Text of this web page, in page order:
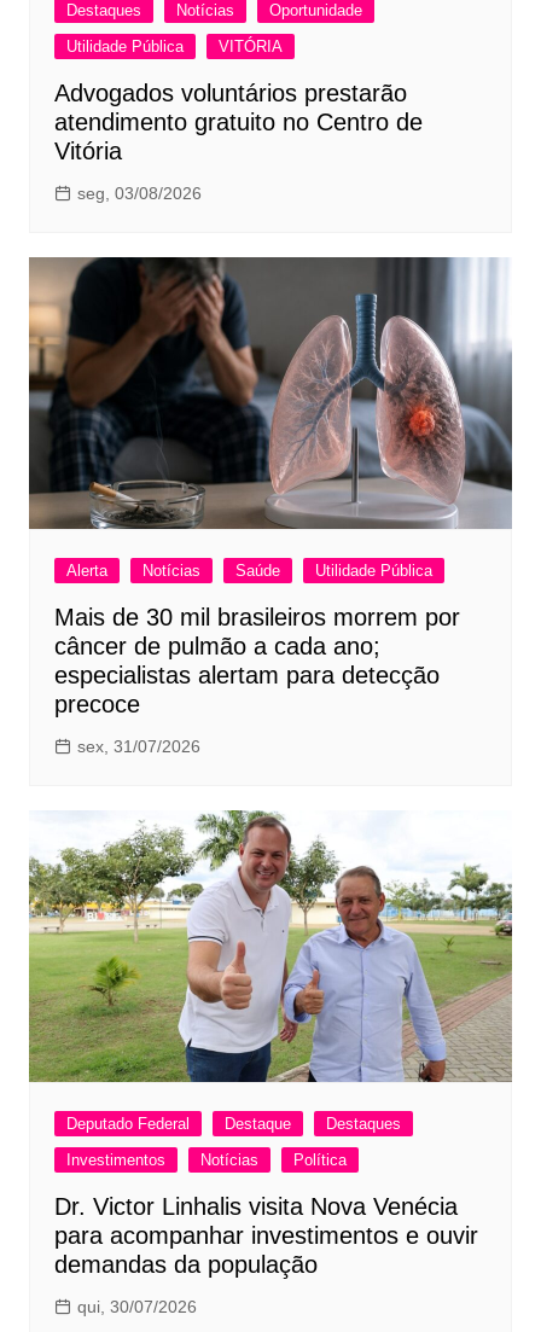
Destaques Notícias
Oportunidade
Utilidade Pública
VITÓRIA
Advogados voluntários prestarão
atendimento gratuito no Centro de
Vitória
seg, 03/08/2026
Alerta Notícias Saúde Utilidade Pública
Mais de 30 mil brasileiros morrem por
câncer de pulmão a cada ano;
especialistas alertam para detecção
precoce
sex, 31/07/2026
Deputado Federal Destaque
Destaques
Investimentos
Notícias Política
Dr. Victor Linhalis visita Nova Venécia
para acompanhar investimentos e ouvir
demandas da população
qui, 30/07/2026